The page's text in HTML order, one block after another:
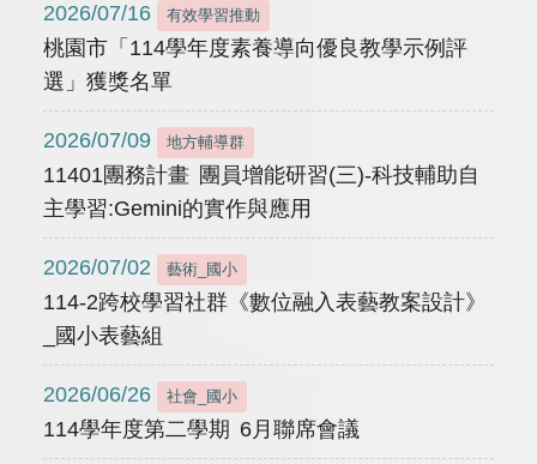
2026/07/16 有效學習推動
桃園市「114學年度素養導向優良教學示例評
選」獲獎名單
2026/07/09 地方輔導群
11401團務計畫 團員增能研習(三)-科技輔助自
主學習:Gemini的實作與應用
2026/07/02 藝術_國小
114-2跨校學習社群《數位融入表藝教案設計》
_國小表藝組
2026/06/26 社會_國小
114學年度第二學期 6月聯席會議